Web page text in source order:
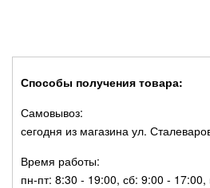
Способы получения товара:
Самовывоз:
сегодня из магазина ул.
Время работы:
пн-пт: 8:30 - 19:00, сб: 9:00 - 17:00,